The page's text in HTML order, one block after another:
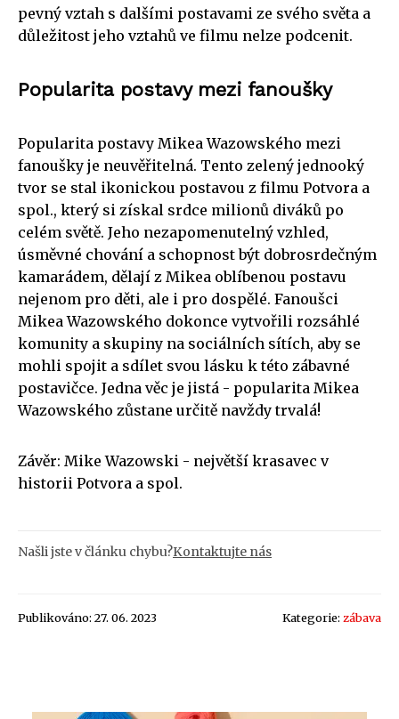
pevný vztah s dalšími postavami ze svého světa a
důležitost jeho vztahů ve filmu nelze podcenit.
Popularita postavy mezi fanoušky
Popularita postavy Mikea Wazowského mezi
fanoušky je neuvěřitelná. Tento zelený jednooký
tvor se stal ikonickou postavou z filmu Potvora a
spol., který si získal srdce milionů diváků po
celém světě. Jeho nezapomenutelný vzhled,
úsměvné chování a schopnost být dobrosrdečným
kamarádem, dělají z Mikea oblíbenou postavu
nejenom pro děti, ale i pro dospělé. Fanoušci
Mikea Wazowského dokonce vytvořili rozsáhlé
komunity a skupiny na sociálních sítích, aby se
mohli spojit a sdílet svou lásku k této zábavné
postavičce. Jedna věc je jistá - popularita Mikea
Wazowského zůstane určitě navždy trvalá!
Závěr: Mike Wazowski - největší krasavec v
historii Potvora a spol.
Našli jste v článku chybu?Kontaktujte nás
Publikováno: 27. 06. 2023 Kategorie: zábava